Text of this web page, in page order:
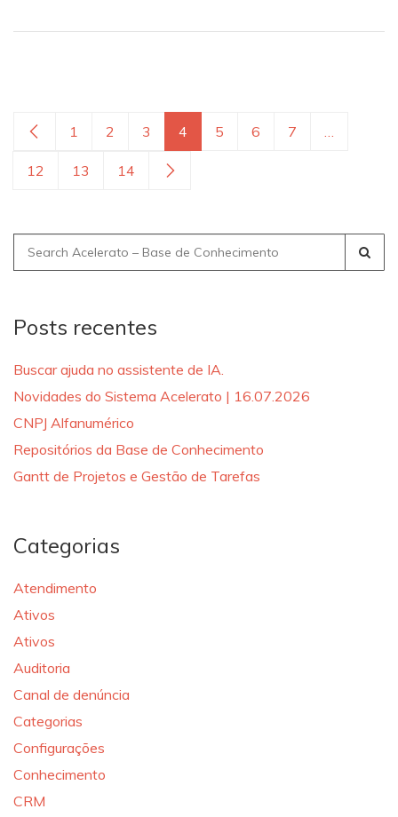
1 2 3 4 5 6 7
12 13 14
Search
for:
Posts recentes
Buscar ajuda no assistente de IA.
Novidades do Sistema Acelerato | 16.07.2026
CNPJ Alfanumérico
Repositórios da Base de Conhecimento
Gantt de Projetos e Gestão de Tarefas
Categorias
Atendimento
Ativos
Ativos
Auditoria
Canal de denúncia
Categorias
Configurações
Conhecimento
CRM